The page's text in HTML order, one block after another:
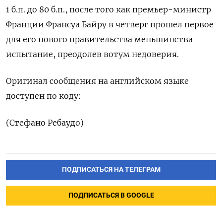
1 б.п. до 80 б.п., после того как премьер-министр
Франции Франсуа Байру в четверг прошел первое
для его нового правительства меньшинства
испытание, преодолев вотум недоверия.
Оригинал сообщения на английском языке
доступен по коду:
(Стефано Ребаудо)
ПОДПИСАТЬСЯ НА ТЕЛЕГРАМ
ПОДПИСАТЬСЯ В GOOGLE